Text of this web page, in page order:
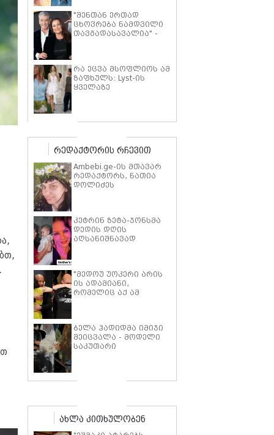
"შენთან ერთად
ცხოვრება ნამდვილი
თავგადასავალია" -
ემოციური სიტყვებით
ულოცავს
რა ეცვა მსოფლიოს ამ
ზაფხულს: Lyst-ის
ყველაზე
რედაქტორის რჩევით
Ambebi.ge-ის მთავარ
რედაქტორს, ნათია
დოლიძეს
კეტრინ ზეტა-ჯონსმა
დედის დღის
აღსანიშნავად
"მედოუ უოკერი არის
ის ადამიანი,
რომელიც აქ ამ
კი წავალ და ცოტას
ვიტირებ" - ვინ
დიზელი კანის
ბელა ჰადიდმა იმიჯი
შეიცვალა - მოდელი
საკუთარი
პრეზენტაციაზე
გამოჩნდა
ახლა კითხულობენ